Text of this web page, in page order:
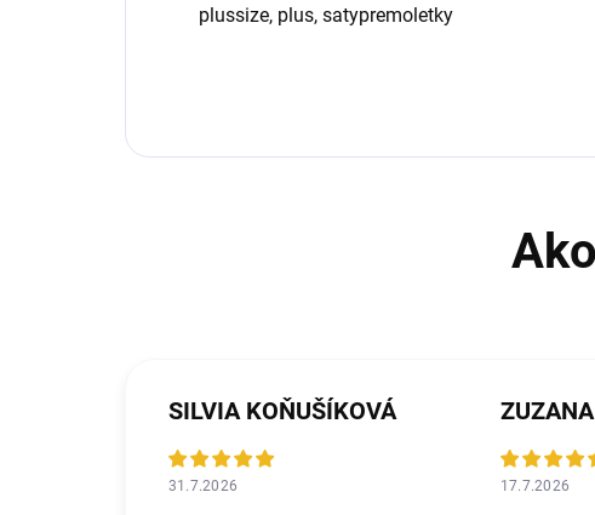
plussize, plus, satypremoletky
SILVIA KOŇUŠÍKOVÁ
31.7.2026
ZUZANA
17.7.2026